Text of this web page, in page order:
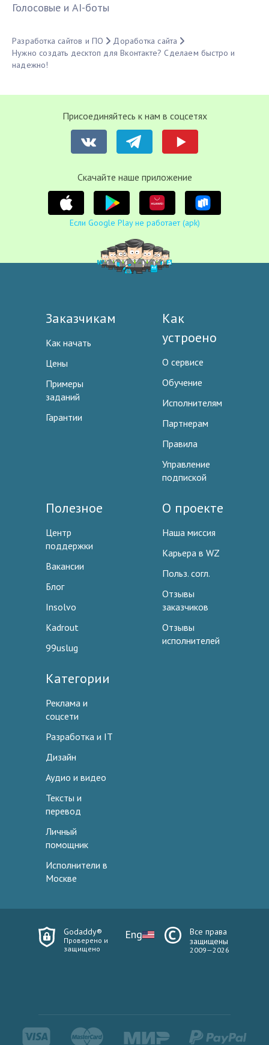
Голосовые и AI-боты
Разработка сайтов и ПО
Доработка сайта
Нужно создать десктоп для Вконтакте? Сделаем быстро и
надежно!
Присоединяйтесь к нам в соцсетях
Cкачайте наше приложение
Если Google Play не работает (apk)
Заказчикам
Как начать
Цены
Примеры
заданий
Гарантии
Как
устроено
О сервисе
Обучение
Исполнителям
Партнерам
Правила
Управление
подпиской
Полезное
Центр
поддержки
Вакансии
Блог
Insolvo
Kadrout
99uslug
О проекте
Наша миссия
Карьера в WZ
Польз. согл.
Отзывы
заказчиков
Отзывы
исполнителей
Категории
Реклама и
соцсети
Разработка и IT
Дизайн
Аудио и видео
Тексты и
перевод
Личный
помощник
Исполнители в
Москве
Godaddy®
Проверено и
защищено
Eng
Все права
защищены
2009—2026